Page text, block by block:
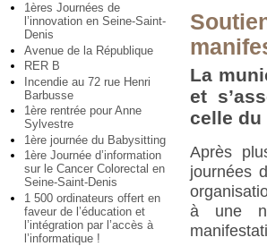
1ères Journées de
l’innovation en Seine-Saint-
Denis
Avenue de la République
RER B
Incendie au 72 rue Henri
Barbusse
1ère rentrée pour Anne
Sylvestre
1ère journée du Babysitting
1ère Journée d’information
sur le Cancer Colorectal en
Seine-Saint-Denis
1 500 ordinateurs offert en
faveur de l’éducation et
l’intégration par l’accès à
l’informatique !
La
et
celle du
Après
journées
à une